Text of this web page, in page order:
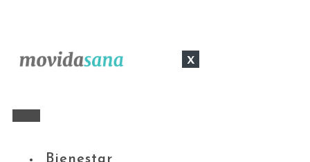
x
Bienestar